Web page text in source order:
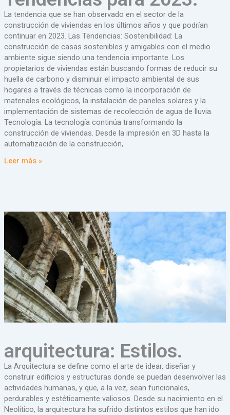
La tendencia que se han observado en el sector de la
construcción de viviendas en los últimos años y que podrían
continuar en 2023. Las Tendencias: Sostenibilidad: La
construcción de casas sostenibles y amigables con el medio
ambiente sigue siendo una tendencia importante. Los
propietarios de viviendas están buscando formas de reducir su
huella de carbono y disminuir el impacto ambiental de sus
hogares a través de técnicas como la incorporación de
materiales ecológicos, la instalación de paneles solares y la
implementación de sistemas de recolección de agua de lluvia.
Tecnología: La tecnología continúa transformando la
construcción de viviendas. Desde la impresión en 3D hasta la
automatización de la construcción,
Leer más »
arquitectura: Estilos.
La Arquitectura se define como el arte de idear, diseñar y
construir edificios y estructuras donde se puedan desenvolver las
actividades humanas, y que, a la vez, sean funcionales,
perdurables y estéticamente valiosos. Desde su nacimiento en el
Neolítico, la arquitectura ha sufrido distintos estilos que han ido